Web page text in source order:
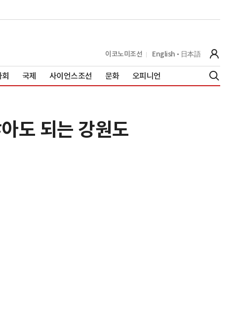
이코노미조선 English 日本語
회 국제 사이언스조선 문화 오피니언
도 되는 강원도